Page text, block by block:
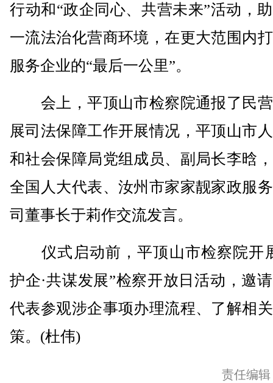
行动和“政企同心、共营未来”活动，
一流法治化营商环境，在更大范围内
服务企业的“最后一公里”。
会上，平顶山市检察院通报了民
展司法保障工作开展情况，平顶山市
和社会保障局党组成员、副局长李晗
全国人大代表、汝州市家家靓家政服
司董事长于莉作交流发言。
仪式启动前，平顶山市检察院开
护企·共谋发展”检察开放日活动，邀
代表参观涉企事项办理流程、了解相
策。(杜伟)
责任编